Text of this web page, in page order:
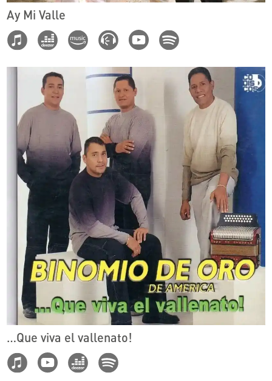
Ay Mi Valle
…Que viva el vallenato!